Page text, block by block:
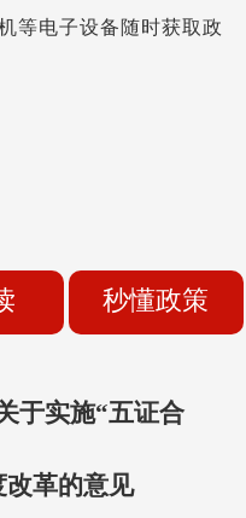
等电子设备随时获取政
秒懂政策
于实施“五证合
改革的意见